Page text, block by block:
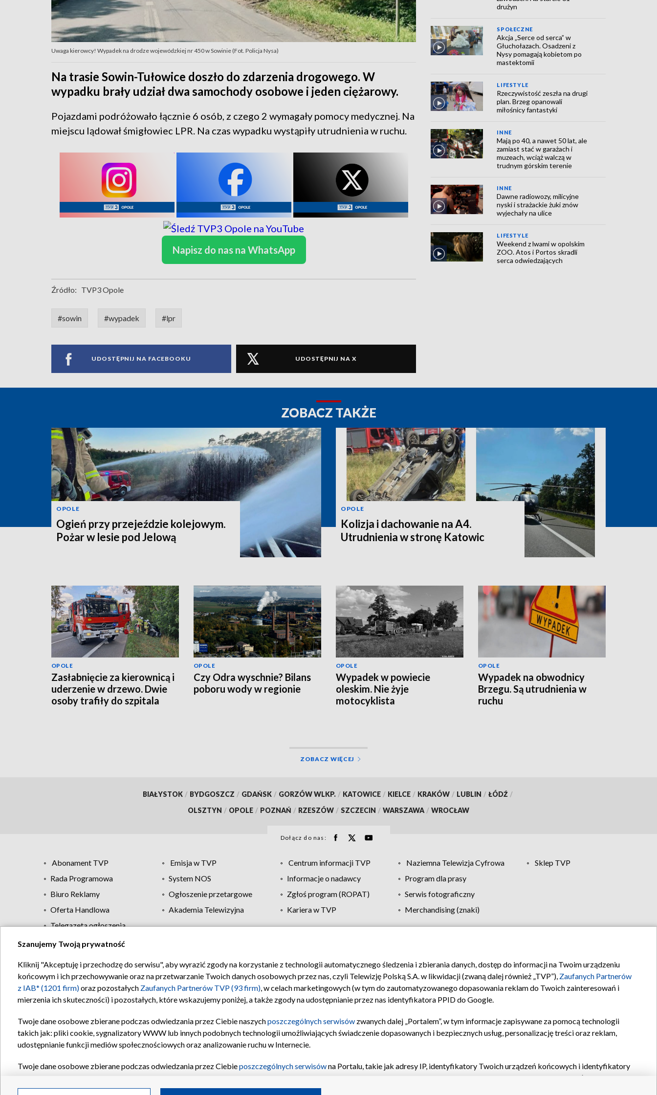
Uwaga kierowcy! Wypadek na drodze wojewódzkiej nr 450 w Sowinie (Fot. Policja Nysa)
Na trasie Sowin-Tułowice doszło do zdarzenia drogowego. W
wypadku brały udział dwa samochody osobowe i jeden ciężarowy.
Pojazdami podróżowało łącznie 6 osób, z czego 2 wymagały pomocy medycznej. Na
miejscu lądował śmigłowiec LPR. Na czas wypadku wystąpiły utrudnienia w ruchu.
Napisz do nas na WhatsApp
Źródło: TVP3 Opole
#sowin #wypadek #lpr
UDOSTĘPNIJ NA FACEBOOKU UDOSTĘPNIJ NA X
drużyn
SPOŁECZNE
Akcja „Serce od serca” w
Głuchołazach. Osadzeni z
Nysy pomagają kobietom po
mastektomii
LIFESTYLE
Rzeczywistość zeszła na drugi
plan. Brzeg opanowali
miłośnicy fantastyki
INNE
Mają po 40, a nawet 50 lat, ale
zamiast stać w garażach i
muzeach, wciąż walczą w
trudnym górskim terenie
INNE
Dawne radiowozy, milicyjne
nyski i strażackie żuki znów
wyjechały na ulice
LIFESTYLE
Weekend z lwami w opolskim
ZOO. Atos i Portos skradli
serca odwiedzających
ZOBACZ TAKŻE
OPOLE
Ogień przy przejeździe kolejowym.
Pożar w lesie pod Jelową
OPOLE
Kolizja i dachowanie na A4.
Utrudnienia w stronę Katowic
OPOLE
Zasłabnięcie za kierownicą i
uderzenie w drzewo. Dwie
osoby trafiły do szpitala
OPOLE
Czy Odra wyschnie? Bilans
poboru wody w regionie
OPOLE
Wypadek w powiecie
oleskim. Nie żyje
motocyklista
OPOLE
Wypadek na obwodnicy
Brzegu. Są utrudnienia w
ruchu
ZOBACZ WIĘCEJ
BIAŁYSTOK / BYDGOSZCZ / GDAŃSK / GORZÓW WLKP. / KATOWICE / KIELCE / KRAKÓW / LUBLIN / ŁÓDŹ /
OLSZTYN / OPOLE / POZNAŃ / RZESZÓW / SZCZECIN / WARSZAWA / WROCŁAW
Dołącz do nas:
Abonament TVP Emisja w TVP Centrum informacji TVP Naziemna Telewizja Cyfrowa
Sklep TVP
Rada Programowa
System NOS Informacje o nadawcy
Program dla prasy
Biuro Reklamy
Ogłoszenie przetargowe Zgłoś program (ROPAT)
Serwis fotograficzny
Oferta Handlowa
Akademia Telewizyjna Kariera w TVP
Merchandising (znaki)
Telegazeta ogłoszenia
Regulamin TVP Polityka prywatności Moje zgody Pomoc Biuro reklamy Kontakt
Szanujemy Twoją prywatność
Kliknij "Akceptuję i przechodzę do serwisu", aby wyrazić zgody na korzystanie z technologii automatycznego śledzenia i zbierania danych, dostęp do informacji na Twoim urządzeniu
końcowym i ich przechowywanie oraz na przetwarzanie Twoich danych osobowych przez nas, czyli Telewizję Polską S.A. w likwidacji (zwaną dalej również „TVP”), Zaufanych Partnerów
z IAB* (1201 firm)oraz pozostałych Zaufanych Partnerów TVP (93 firm), w celach marketingowych (w tym do zautomatyzowanego dopasowania reklam do Twoich zainteresowań i
mierzenia ich skuteczności) i pozostałych, które wskazujemy poniżej, a także zgody na udostępnianie przez nas identyfikatora PPID do Google.
Twoje dane osobowe zbierane podczas odwiedzania przez Ciebie naszychposzczególnych serwisów zwanych dalej „Portalem”, w tym informacje zapisywane za pomocą technologii
takich jak: pliki cookie, sygnalizatory WWW lub innych podobnych technologii umożliwiających świadczenie dopasowanych i bezpiecznych usług, personalizację treści oraz reklam,
udostępnianie funkcji mediów społecznościowych oraz analizowanie ruchu w Internecie.
Twoje dane osobowe zbierane podczas odwiedzania przez Ciebieposzczególnych serwisówna Portalu, takie jak adresy IP, identyfikatory Twoich urządzeń końcowych i identyfikatory
oraz pozostałych
Partnerów TVPdla realizacji następujących celów i funkcji: przechowywania informacji na urządzeniu lub dostęp do nich, wyboru podstawowych reklam, wyboru spersonalizowanych